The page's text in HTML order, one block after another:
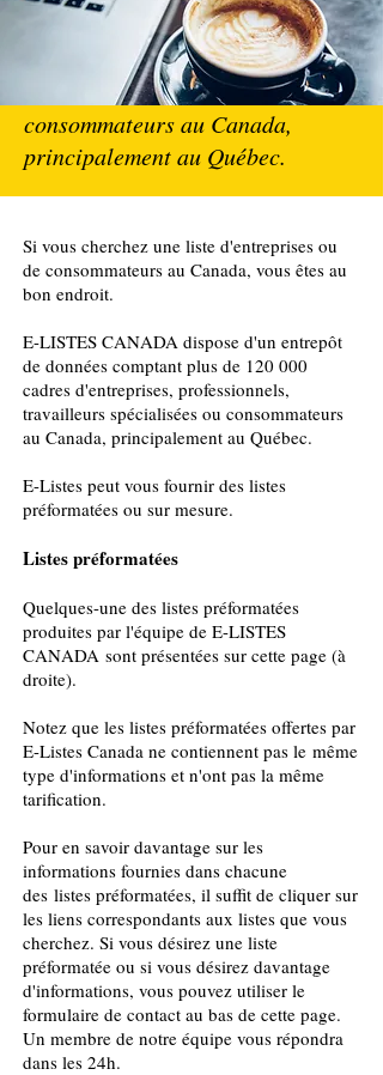
E-LISTES CANADA dispose de
plus 120 000 données
d'entreprises ou de
consommateurs au Canada,
principalement au Québec.
Si vous cherchez une liste d'entreprises ou
de consommateurs au Canada, vous êtes au
bon endroit.
E-LISTES CANADA dispose d'un entrepôt
de données comptant plus de 120 000
cadres d'entreprises, professionnels,
travailleurs spécialisées ou consommateurs
au Canada, principalement au Québec.
E-Listes peut vous fournir des listes
préformatées ou sur mesure.
Listes préformatées
Quelques-une des listes préformatées
produites par l'équipe de E-LISTES
CANADA sont présentées sur cette page (à
droite).
Notez que les listes préformatées offertes par
E-Listes Canada ne contiennent pas le même
type d'informations et n'ont pas la même
tarification.
Pour en savoir davantage sur les
informations fournies dans chacune
des listes préformatées, il suffit de cliquer sur
les liens correspondants aux listes que vous
cherchez. Si vous désirez une liste
préformatée ou si vous désirez davantage
d'informations, vous pouvez utiliser le
formulaire de contact au bas de cette page.
Un membre de notre équipe vous répondra
dans les 24h.